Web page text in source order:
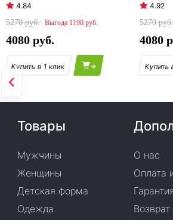
4.84
5270
1190
4080
+
4.92
5270
4080
Товары
Мужчины
Женщины
Детская форма
Одежда
О нас
Оплата
Возврат